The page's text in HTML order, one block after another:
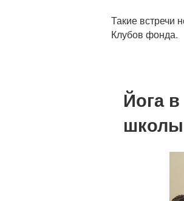
Такие встречи
Клубов фонда.
Йога